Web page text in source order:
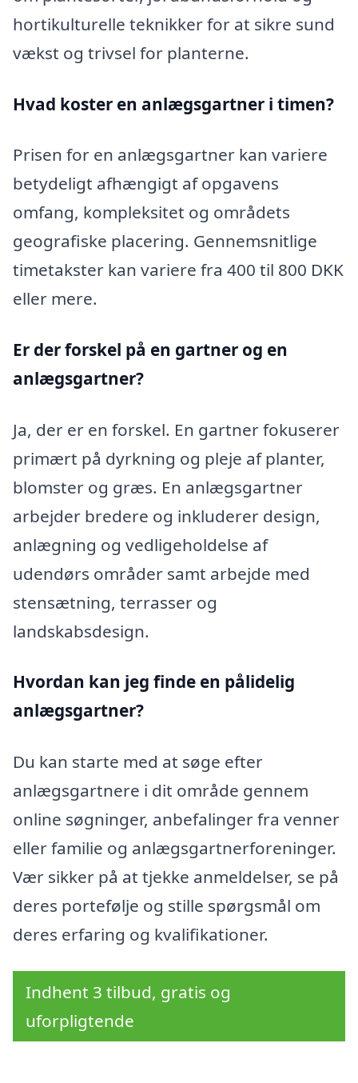
hortikulturelle teknikker for at sikre sund
vækst og trivsel for planterne.
Hvad koster en anlægsgartner i timen?
Prisen for en anlægsgartner kan variere
betydeligt afhængigt af opgavens
omfang, kompleksitet og områdets
geografiske placering. Gennemsnitlige
timetakster kan variere fra 400 til 800 DKK
eller mere.
Er der forskel på en gartner og en
anlægsgartner?
Ja, der er en forskel. En gartner fokuserer
primært på dyrkning og pleje af planter,
blomster og græs. En anlægsgartner
arbejder bredere og inkluderer design,
anlægning og vedligeholdelse af
udendørs områder samt arbejde med
stensætning, terrasser og
landskabsdesign.
Hvordan kan jeg finde en pålidelig
anlægsgartner?
Du kan starte med at søge efter
anlægsgartnere i dit område gennem
online søgninger, anbefalinger fra venner
eller familie og anlægsgartnerforeninger.
Vær sikker på at tjekke anmeldelser, se på
deres portefølje og stille spørgsmål om
deres erfaring og kvalifikationer.
Indhent 3 tilbud, gratis og
uforpligtende